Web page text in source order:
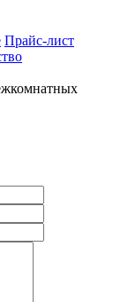
Прайс-лист